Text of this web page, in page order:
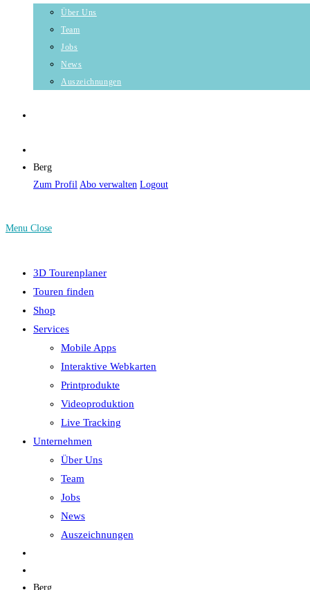
Über Uns
Team
Jobs
News
Auszeichnungen
Berg
Zum Profil Abo verwalten Logout
Menu Close
3D Tourenplaner
Touren finden
Shop
Services
Mobile Apps
Interaktive Webkarten
Printprodukte
Videoproduktion
Live Tracking
Unternehmen
Über Uns
Team
Jobs
News
Auszeichnungen
Berg